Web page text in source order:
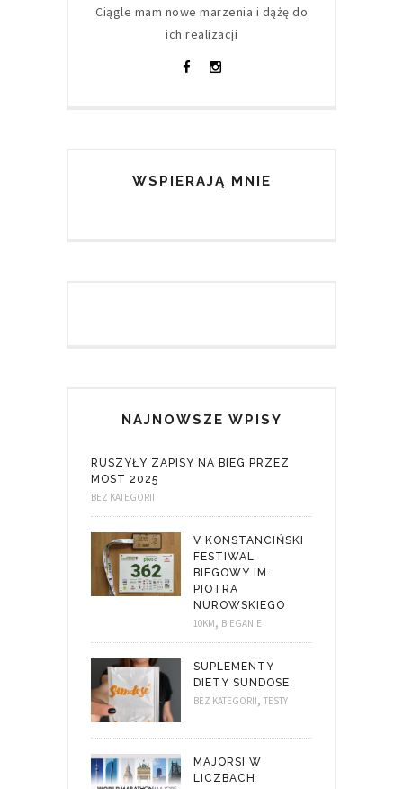
Ciągle mam nowe marzenia i dążę do
ich realizacji
WSPIERAJĄ MNIE
NAJNOWSZE WPISY
RUSZYŁY ZAPISY NA BIEG PRZEZ
MOST 2025
BEZ KATEGORII
V KONSTANCIŃSKI
FESTIWAL
BIEGOWY IM.
PIOTRA
NUROWSKIEGO
10KM, BIEGANIE
SUPLEMENTY
DIETY SUNDOSE
BEZ KATEGORII, TESTY
MAJORSI W
LICZBACH